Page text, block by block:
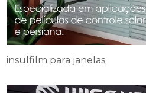
insulfilm para janelas